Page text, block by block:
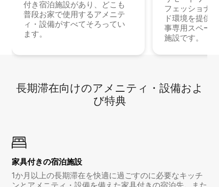
付き宿泊施設があり、どこも
普段お家で使用するアメニテ
ィ・設備がすべてそろってい
ます。
フェッショナ
ド環境を提供
事専用スペー
施設です。
長期滞在向け⁠のア⁠メ⁠ニ⁠テ⁠ィ⁠・設⁠備⁠およ
び特⁠典
家具付き⁠の宿⁠泊⁠施⁠設
1か月以上の長期滞在を快適に過ごすのに必要なキッチ